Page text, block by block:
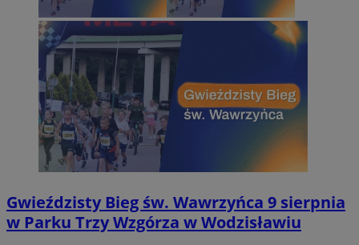
Gwieździsty Bieg św. Wawrzyńca 9 sierpnia
w Parku Trzy Wzgórza w Wodzisławiu